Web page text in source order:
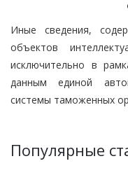
Иные сведения,
объектов
исключительно в
данным единой
системы таможенных
Популярные